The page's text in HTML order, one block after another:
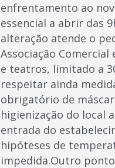
enfrentamento ao
essencial a abrir das
alteração atende o
Associação
e teatros, limitado a
respeitar ainda
obrigatório de
higienização do local
entrada do
hipóteses de
impedida.Outro